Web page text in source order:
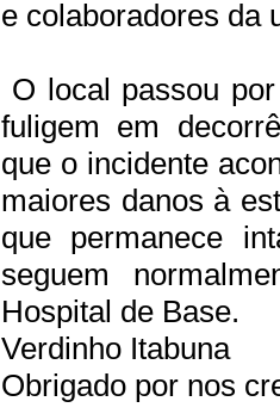
e colaboradores da
O local passou
fuligem em
que o incidente
maiores danos à
que permanece
seguem
Hospital de Base.
Verdinho Itabuna
Obrigado por nos